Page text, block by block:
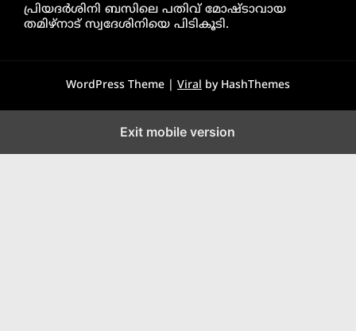
പ്രിയദർശിനി ബസിലെ പതിവ് മോഷ്ടാവായ
തമിഴ്നാട് സ്വദേശിനിയെ പിടികൂടി.
WordPress Theme | Viral by HashThemes
Exit mobile version